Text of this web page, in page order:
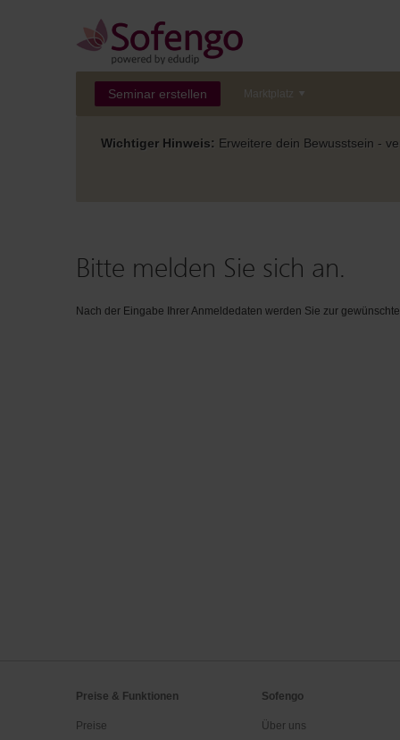
Seminar erstellen Marktplatz
Wichtiger Hinweis: Erweitere dein Bewusstsein -
Bitte melden Sie sich an.
Nach der Eingabe Ihrer Anmeldedaten werden Sie zur
Preise & Funktionen
Preise
Sofengo
Über uns